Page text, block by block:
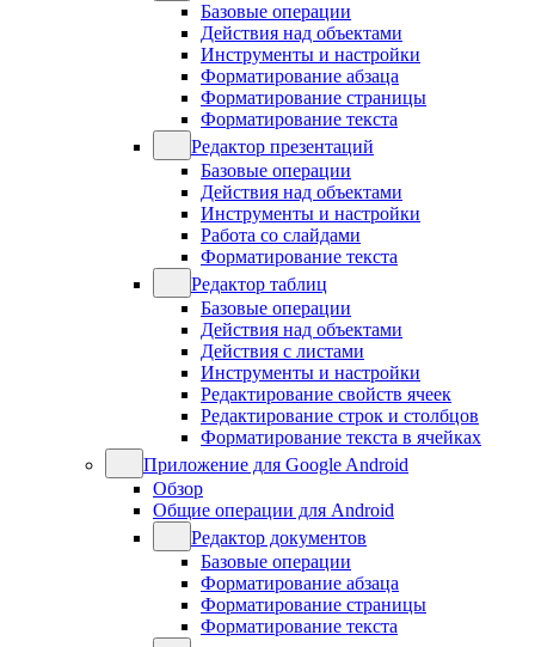
Базовые операции
Действия над объектами
Инструменты и настройки
Форматирование абзаца
Форматирование страницы
Форматирование текста
Редактор презентаций
Базовые операции
Действия над объектами
Инструменты и настройки
Работа со слайдами
Форматирование текста
Редактор таблиц
Базовые операции
Действия над объектами
Действия с листами
Инструменты и настройки
Редактирование свойств ячеек
Редактирование строк и столбцов
Форматирование текста в ячейках
Приложение для Google Android
Обзор
Общие операции для Android
Редактор документов
Базовые операции
Форматирование абзаца
Форматирование страницы
Форматирование текста